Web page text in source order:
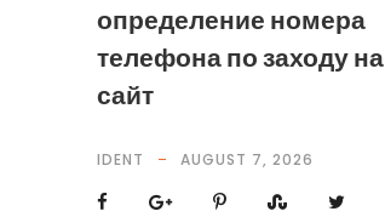
определение номера
телефона по заходу на
сайт
IDENT AUGUST 7, 2026